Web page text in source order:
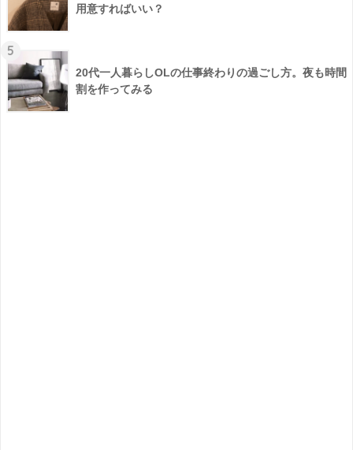
用意すればいい？
5
20代一人暮らしOLの仕事終わりの過ごし方。夜も時間
割を作ってみる